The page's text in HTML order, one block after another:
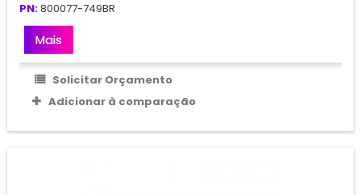
PN:800077-749BR
Mais
Solicitar Orçamento
Adicionar à comparação